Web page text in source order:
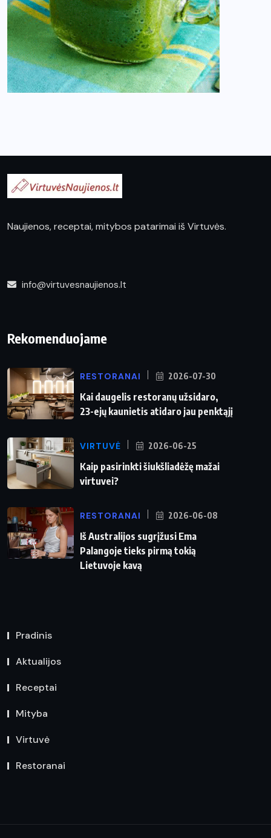
Naujienos, receptai, mitybos patarimai iš Virtuvės.
info@virtuvesnaujienos.lt
Rekomenduojame
RESTORANAI 2026-07-30
Kai daugelis restoranų užsidaro,
23-ejų kaunietis atidaro jau penktąjį
VIRTUVĖ 2026-06-25
Kaip pasirinkti šiukšliadėžę mažai
virtuvei?
RESTORANAI 2026-06-08
Iš Australijos sugrįžusi Ema
Palangoje tieks pirmą tokią
Lietuvoje kavą
Pradinis
Aktualijos
Receptai
Mityba
Virtuvė
Restoranai